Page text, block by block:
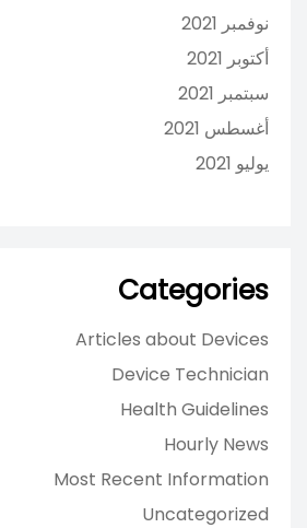
نوفمبر 2021
أكتوبر 2021
سبتمبر 2021
أغسطس 2021
يوليو 2021
Categories
Articles about Devices
Device Technician
Health Guidelines
Hourly News
Most Recent Information
Uncategorized